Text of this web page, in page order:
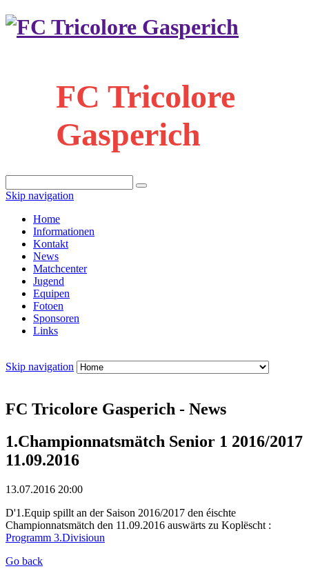
FC Tricolore
Gasperich
Skip navigation
Home
Informationen
Kontakt
News
Matchcenter
Jugend
Equipen
Fotoen
Sponsoren
Links
Skip navigation
FC Tricolore Gasperich - News
1.Championnatsmätch Senior 1 2016/2017
11.09.2016
13.07.2016 20:00
D'1.Equip spillt an der Saison 2016/2017 den éischte
Championnatsmätch den 11.09.2016 auswärts zu Koplëscht :
Programm 3.Divisioun
Go back